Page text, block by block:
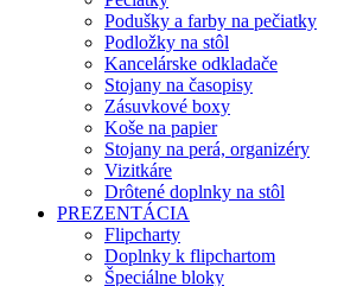
Podušky a farby na pečiatky
Podložky na stôl
Kancelárske odkladače
Stojany na časopisy
Zásuvkové boxy
Koše na papier
Stojany na perá, organizéry
Vizitkáre
Drôtené doplnky na stôl
PREZENTÁCIA
Flipcharty
Doplnky k flipchartom
Špeciálne bloky